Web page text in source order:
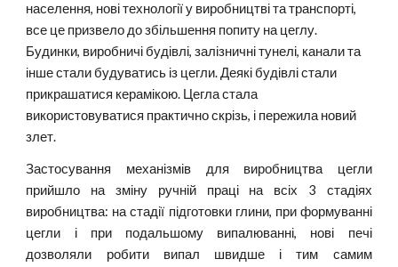
населення, нові технології у виробництві та транспорті,
все це призвело до збільшення попиту на цеглу.
Будинки, виробничі будівлі, залізничні тунелі, канали та
інше стали будуватись із цегли. Деякі будівлі стали
прикрашатися керамікою. Цегла стала
використовуватися практично скрізь, і пережила новий
злет.
Застосування механізмів для виробництва цегли
прийшло на зміну ручній праці на всіх 3 стадіях
виробництва: на стадії підготовки глини, при формуванні
цегли і при подальшому випалюванні, нові печі
дозволяли робити випал швидше і тим самим